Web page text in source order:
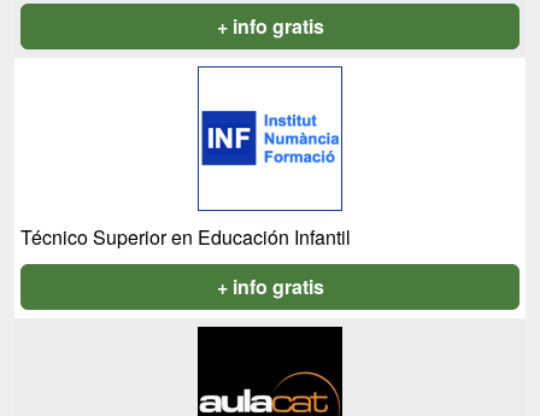
+ info gratis
Técnico Superior en Educación Infantil
+ info gratis